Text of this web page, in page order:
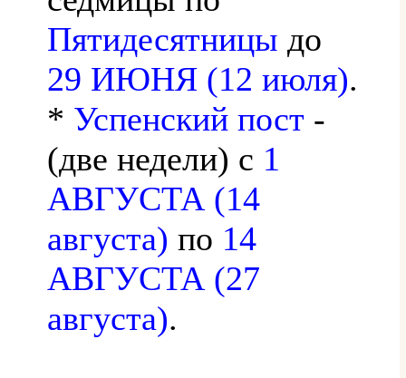
Пятидесятницы до
29 ИЮНЯ (12 июля).
* Успенский пост -
(две недели) с 1
АВГУСТА (14
августа) по 14
АВГУСТА (27
августа).